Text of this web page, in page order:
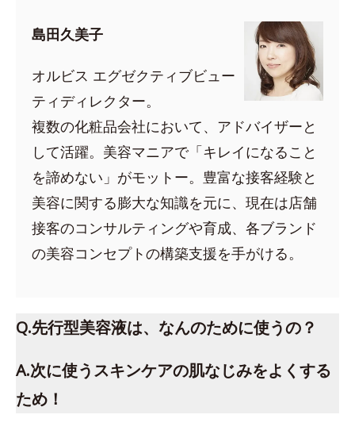
島田久美子
オルビス エグゼクティブビュー
ティディレクター。
複数の化粧品会社において、アドバイザーと
して活躍。美容マニアで「キレイになること
を諦めない」がモットー。豊富な接客経験と
美容に関する膨大な知識を元に、現在は店舗
接客のコンサルティングや育成、各ブランド
の美容コンセプトの構築支援を手がける。
Q.先行型美容液は、なんのために使うの？
A.次に使うスキンケアの肌なじみをよくする
ため！